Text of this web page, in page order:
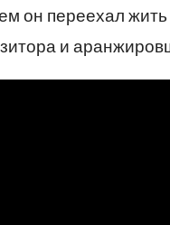
он переехал
и